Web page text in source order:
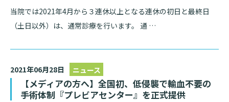
当院では2021年4月から３連休以上となる連休の初日と最終日
（土日以外）は、通常診療を行います。 通 …
2021年06月28日 ニュース
【メディアの方へ】全国初、低侵襲で輸血不要の
手術体制『プレビアセンター』を正式提供